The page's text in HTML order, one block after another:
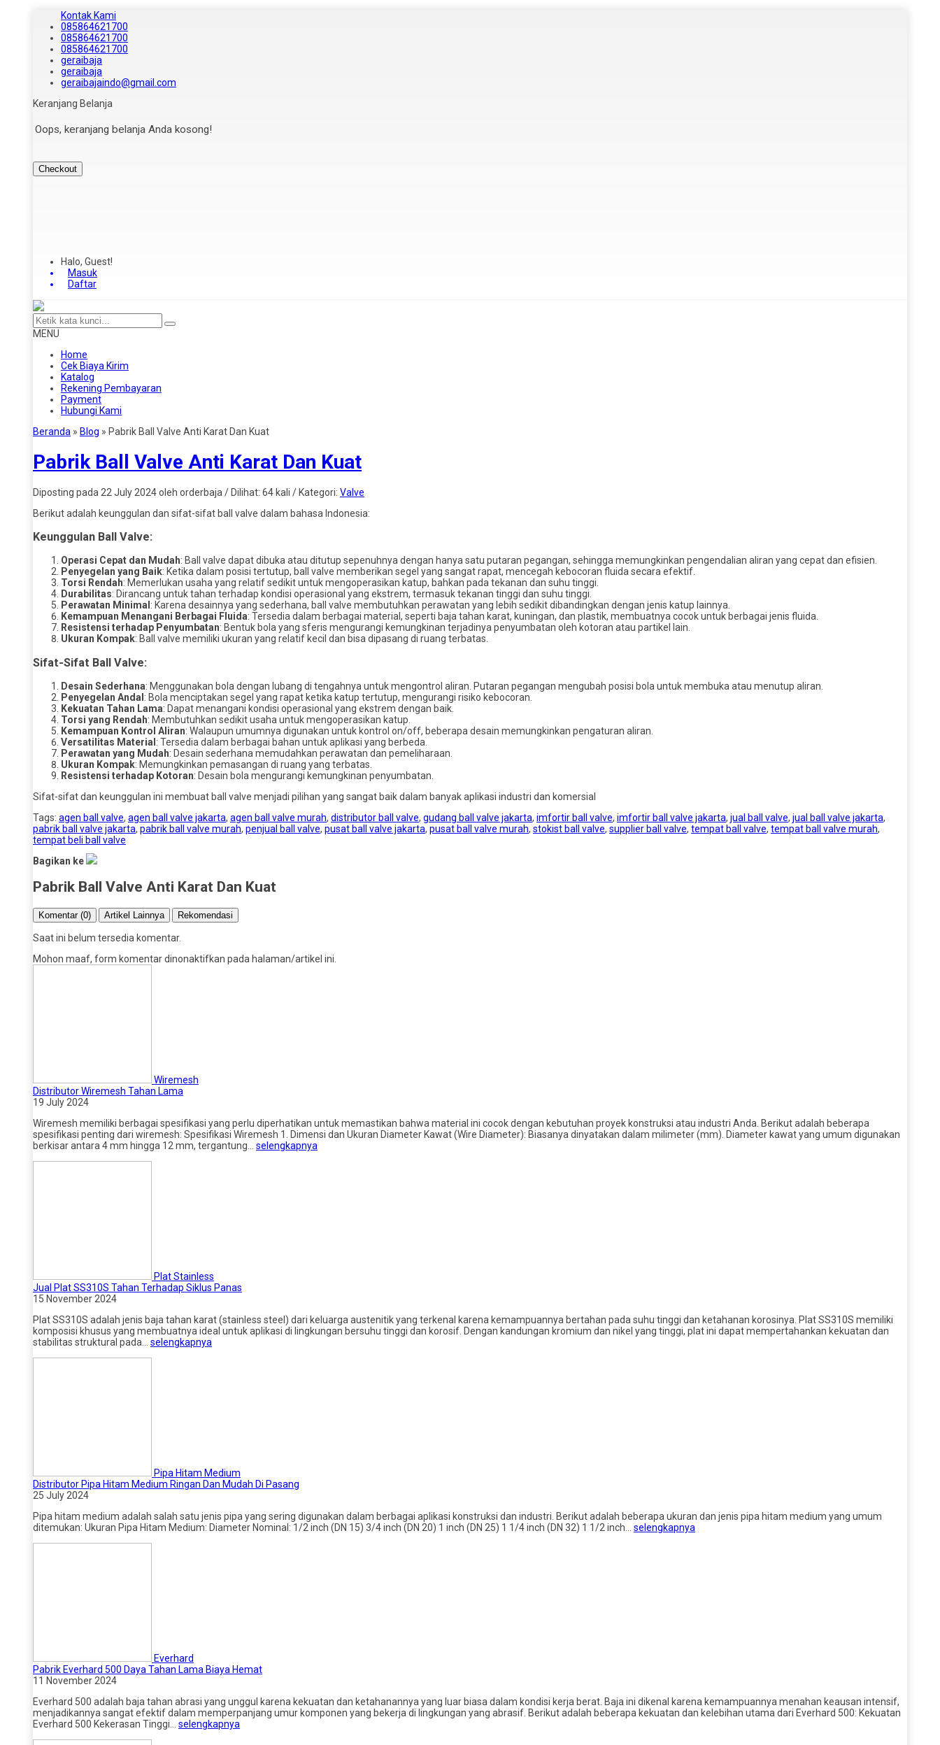
Kontak Kami
085864621700
085864621700
085864621700
geraibaja
geraibaja
geraibajaindo@gmail.com
Keranjang Belanja
Oops, keranjang belanja Anda kosong!
Checkout
Halo, Guest!
Masuk
Daftar
MENU
Home
Cek Biaya Kirim
Katalog
Rekening Pembayaran
Payment
Hubungi Kami
Beranda » Blog » Pabrik Ball Valve Anti Karat Dan Kuat
Pabrik Ball Valve Anti Karat Dan Kuat
Diposting pada 22 July 2024 oleh orderbaja / Dilihat: 64 kali / Kategori: Valve
Berikut adalah keunggulan dan sifat-sifat ball valve dalam bahasa Indonesia:
Keunggulan Ball Valve:
Operasi Cepat dan Mudah: Ball valve dapat dibuka atau ditutup sepenuhnya dengan hanya satu putaran pegangan, sehingga memungkinkan pengendalian aliran yang cepat dan efisien.
Penyegelan yang Baik: Ketika dalam posisi tertutup, ball valve memberikan segel yang sangat rapat, mencegah kebocoran fluida secara efektif.
Torsi Rendah: Memerlukan usaha yang relatif sedikit untuk mengoperasikan katup, bahkan pada tekanan dan suhu tinggi.
Durabilitas: Dirancang untuk tahan terhadap kondisi operasional yang ekstrem, termasuk tekanan tinggi dan suhu tinggi.
Perawatan Minimal : Karena desainnya yang sederhana, ball valve membutuhkan perawatan yang lebih sedikit dibandingkan dengan jenis katup lainnya.
Kemampuan Menangani Berbagai Fluida: Tersedia dalam berbagai material, seperti baja tahan karat, kuningan, dan plastik, membuatnya cocok untuk berbagai jenis fluida.
Resistensi terhadap Penyumbatan: Bentuk bola yang sferis mengurangi kemungkinan terjadinya penyumbatan oleh kotoran atau partikel lain.
Ukuran Kompak: Ball valve memiliki ukuran yang relatif kecil dan bisa dipasang di ruang terbatas.
Sifat-Sifat Ball Valve:
Desain Sederhana: Menggunakan bola dengan lubang di tengahnya untuk mengontrol aliran. Putaran pegangan mengubah posisi bola untuk membuka atau menutup aliran.
Penyegelan Andal : Bola menciptakan segel yang rapat ketika katup tertutup, mengurangi risiko kebocoran.
Kekuatan Tahan Lama: Dapat menangani kondisi operasional yang ekstrem dengan baik.
Torsi yang Rendah: Membutuhkan sedikit usaha untuk mengoperasikan katup.
Kemampuan Kontrol Aliran: Walaupun umumnya digunakan untuk kontrol on/off, beberapa desain memungkinkan pengaturan aliran.
Versatilitas Material : Tersedia dalam berbagai bahan untuk aplikasi yang berbeda.
Perawatan yang Mudah: Desain sederhana memudahkan perawatan dan pemeliharaan.
Ukuran Kompak: Memungkinkan pemasangan di ruang yang terbatas.
Resistensi terhadap Kotoran: Desain bola mengurangi kemungkinan penyumbatan.
Sifat-sifat dan keunggulan ini membuat ball valve menjadi pilihan yang sangat baik dalam banyak aplikasi industri dan komersial
Tags: agen ball valve, agen ball valve jakarta, agen ball valve murah, distributor ball valve, gudang ball valve jakarta, imfortir ball valve, imfortir ball valve jakarta, jual ball valve, jual ball valve jakarta,
pabrik ball valve jakarta, pabrik ball valve murah, penjual ball valve, pusat ball valve jakarta, pusat ball valve murah, stokist ball valve, supplier ball valve, tempat ball valve, tempat ball valve murah,
tempat beli ball valve
Bagikan ke
Pabrik Ball Valve Anti Karat Dan Kuat
Komentar (0) Artikel Lainnya Rekomendasi
Saat ini belum tersedia komentar.
Mohon maaf, form komentar dinonaktifkan pada halaman/artikel ini.
Wiremesh
Distributor Wiremesh Tahan Lama
19 July 2024
Wiremesh memiliki berbagai spesifikasi yang perlu diperhatikan untuk memastikan bahwa material ini cocok dengan kebutuhan proyek konstruksi atau industri Anda. Berikut adalah beberapa
spesifikasi penting dari wiremesh: Spesifikasi Wiremesh 1. Dimensi dan Ukuran Diameter Kawat (Wire Diameter): Biasanya dinyatakan dalam milimeter (mm). Diameter kawat yang umum digunakan
berkisar antara 4 mm hingga 12 mm, tergantung… selengkapnya
Plat Stainless
Jual Plat SS310S Tahan Terhadap Siklus Panas
15 November 2024
Plat SS310S adalah jenis baja tahan karat (stainless steel) dari keluarga austenitik yang terkenal karena kemampuannya bertahan pada suhu tinggi dan ketahanan korosinya. Plat SS310S memiliki
komposisi khusus yang membuatnya ideal untuk aplikasi di lingkungan bersuhu tinggi dan korosif. Dengan kandungan kromium dan nikel yang tinggi, plat ini dapat mempertahankan kekuatan dan
stabilitas struktural pada… selengkapnya
Pipa Hitam Medium
Distributor Pipa Hitam Medium Ringan Dan Mudah Di Pasang
25 July 2024
Pipa hitam medium adalah salah satu jenis pipa yang sering digunakan dalam berbagai aplikasi konstruksi dan industri. Berikut adalah beberapa ukuran dan jenis pipa hitam medium yang umum
ditemukan: Ukuran Pipa Hitam Medium: Diameter Nominal: 1/2 inch (DN 15) 3/4 inch (DN 20) 1 inch (DN 25) 1 1/4 inch (DN 32) 1 1/2 inch… selengkapnya
Everhard
Pabrik Everhard 500 Daya Tahan Lama Biaya Hemat
11 November 2024
Everhard 500 adalah baja tahan abrasi yang unggul karena kekuatan dan ketahanannya yang luar biasa dalam kondisi kerja berat. Baja ini dikenal karena kemampuannya menahan keausan intensif,
menjadikannya sangat efektif dalam memperpanjang umur komponen yang bekerja di lingkungan yang abrasif. Berikut adalah beberapa kekuatan dan kelebihan utama dari Everhard 500: Kekuatan
Everhard 500 Kekerasan Tinggi… selengkapnya